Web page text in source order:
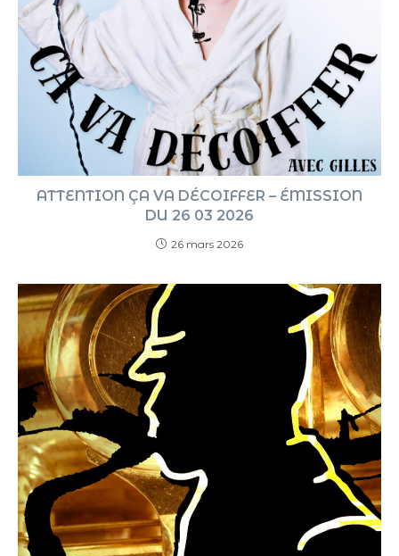
ATTENTION ÇA VA DÉCOIFFER – ÉMISSION
DU 26 03 2026
26 mars 2026